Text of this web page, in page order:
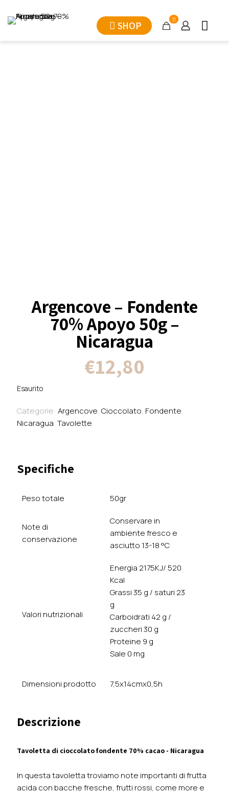
SHOP
0
Argencove – Fondente
70% Apoyo 50g –
Nicaragua
€12,80
Esaurito
Categorie: Argencove, Cioccolato, Fondente,
Nicaragua, Tavolette
Specifiche
Peso totale 50gr
Note di
conservazione
Conservare in
ambiente fresco e
asciutto 13-18 °C
Valori nutrizionali
Energia 2175KJ/ 520
Kcal
Grassi 35 g / saturi 23
g
Carboidrati 42 g /
zuccheri 30 g
Proteine 9 g
Sale 0 mg
Dimensioni prodotto 7,5x14cmx0,5h
Descrizione
Tavoletta di cioccolato fondente 70% cacao - Nicaragua
In questa tavoletta troviamo note importanti di frutta
acida con bacche fresche, frutti rossi, come more e